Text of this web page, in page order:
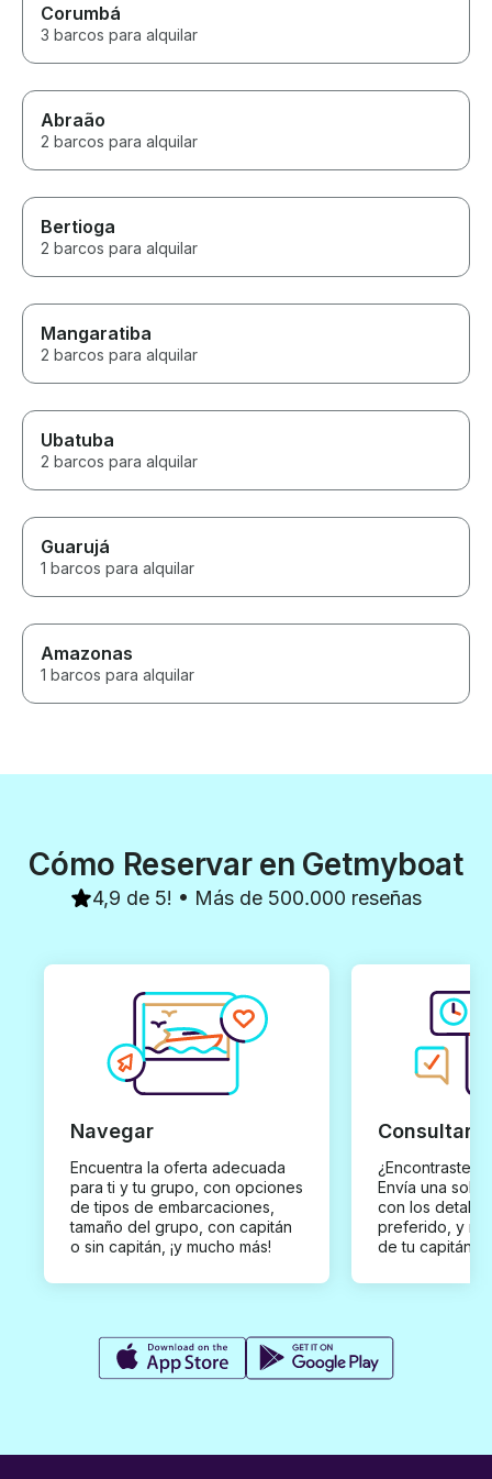
Corumbá
3 barcos para alquilar
Abraão
2 barcos para alquilar
Bertioga
2 barcos para alquilar
Mangaratiba
2 barcos para alquilar
Ubatuba
2 barcos para alquilar
Guarujá
1 barcos para alquilar
Amazonas
1 barcos para alquilar
Cómo Reservar en Getmyboat
4,9 de 5! • Más de 500.000 reseñas
Navegar
Encuentra la oferta adecuada
para ti y tu grupo, con opciones
de tipos de embarcaciones,
tamaño del grupo, con capitán
o sin capitán, ¡y mucho más!
Consultar
¿Encontraste
Envía una
con los
preferido, y
de tu capitán